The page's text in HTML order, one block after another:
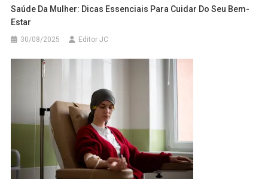
Saúde Da Mulher: Dicas Essenciais Para Cuidar Do Seu Bem-
Estar
30/08/2025 Editor JC